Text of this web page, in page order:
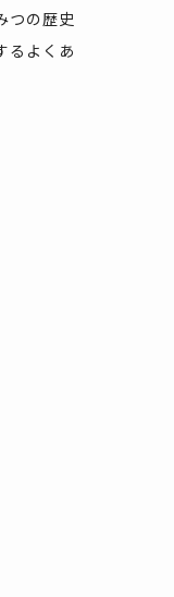
つの歴史
るよくあ